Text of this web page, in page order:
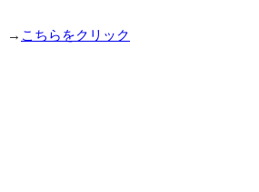
→ こちらをクリック